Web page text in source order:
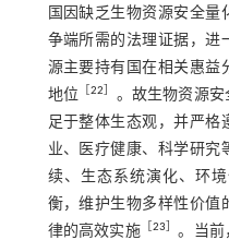
国因缺乏生物资源安全量
争端所需的法理证据，进
源主要持有国在相关惠益
地位 ［22
。故生物资源
足于整体生态观，并严格
业、医疗健康、科学研究
续、生态系统演化、环
衡，维护生物多样性价值
律的高效实施［ 23
。当前